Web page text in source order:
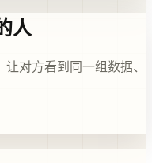
人
对方看到同一组数据、